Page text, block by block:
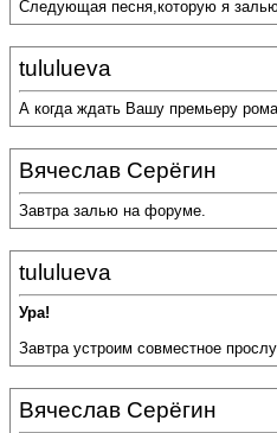
Следующая песня,которую я
tululueva
А когда ждать Вашу премьеру
Вячеслав Серёгин
Завтра залью на форуме.
tululueva
Ура!
Завтра устроим совместное
Вячеслав Серёгин